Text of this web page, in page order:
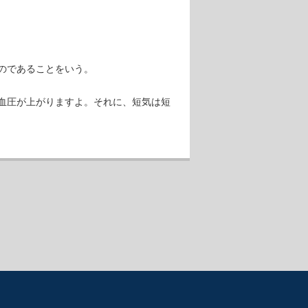
あることをいう。
が上がりますよ。それに、短気は短